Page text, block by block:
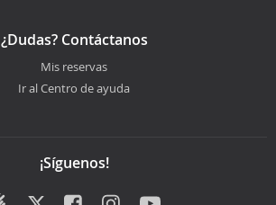
¿Dudas? Contáctanos
Mis reservas
Ir al Centro de ayuda
¡Síguenos!